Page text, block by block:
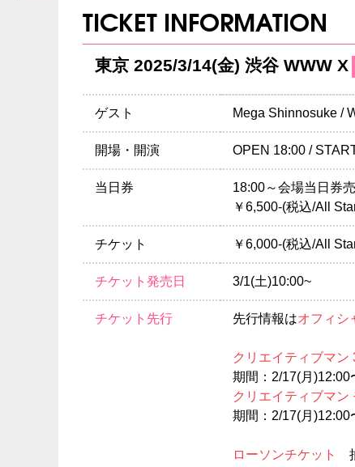
TICKET INFORMATION
東京 2025/3/14(金) 渋谷 WWW X
ゲスト Mega Shinnosuke /
開場・開演 OPEN 18:00 /
当日券
18:00～会場当日券
￥6,500-(税込/All
チケット ￥6,000-(税込/All
チケット発売日 3/1(土)10:00~
チケット先行 先行情報はオフィシ
クリエイティブマン
期間：2/17(月)12:00
クリエイティブマン
期間：2/17(月)12:00
ローソンチケット